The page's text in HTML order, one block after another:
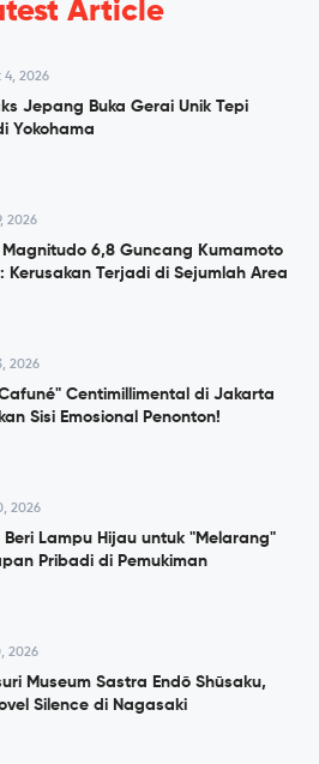
Article
4, 2026
Jepang Buka Gerai Unik Tepi
Yokohama
2026
6,8 Guncang Kumamoto
Kerusakan Terjadi di Sejumlah Area
2026
Centimillimental di Jakarta
Sisi Emosional Penonton!
2026
Lampu Hijau untuk "Melarang"
Pribadi di Pemukiman
2026
Museum Sastra Endō Shūsaku,
Silence di Nagasaki